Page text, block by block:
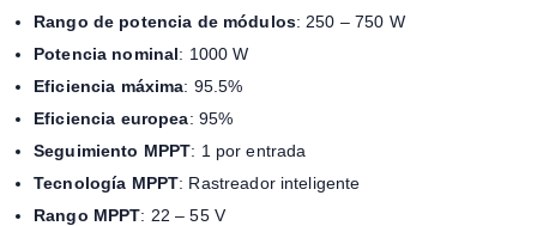
Rango de potencia de módulos: 250 – 750 W
Potencia nominal: 1000 W
Eficiencia máxima: 95.5%
Eficiencia europea: 95%
Seguimiento MPPT: 1 por entrada
Tecnología MPPT: Rastreador inteligente
Rango MPPT: 22 – 55 V